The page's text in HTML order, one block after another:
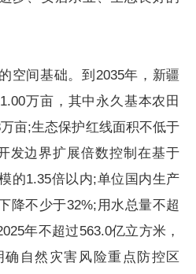
间基础。到2035年，新疆
万亩，其中永久基本农田
亩;生态保护红线面积不低于
发边界扩展倍数控制在基于
的1.35倍以内;单位国内生产
降不少于32%;用水总量不超
年不超过563.0亿立方米，
自然灾害风险重点防控区